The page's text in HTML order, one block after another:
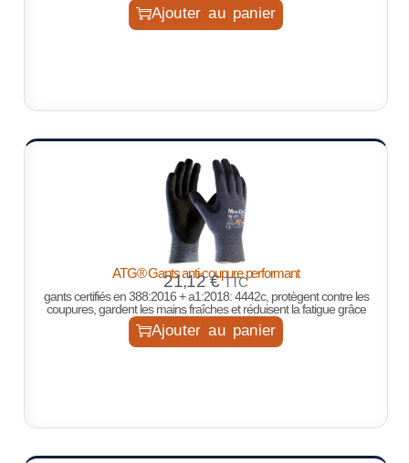
Ajouter au panier
ATG® Gants anti-coupure performant
21,12€ TTC
gants certifiés en 388:2016 + a1:2018: 4442c, protègent contre les
coupures, gardent les mains fraîches et réduisent la fatigue grâce
Ajouter au panier